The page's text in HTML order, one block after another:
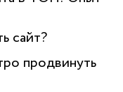
сайт?
продвинуть